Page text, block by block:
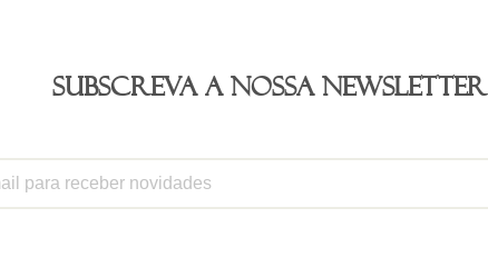
Subscreva a nossa newsletter